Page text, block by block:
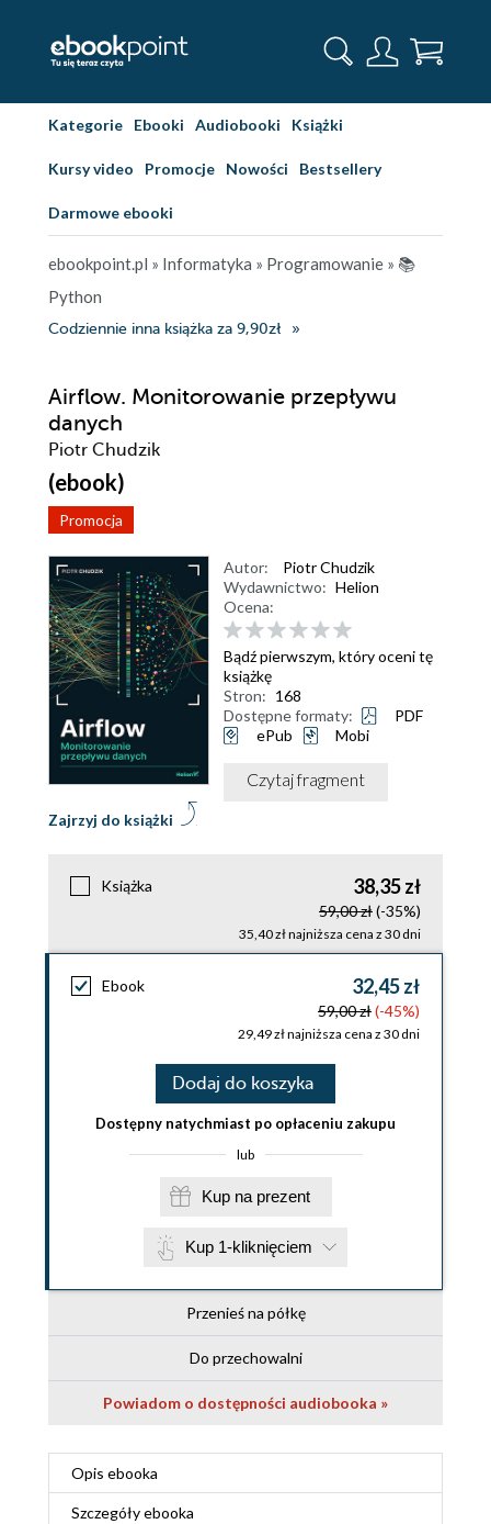
Kategorie Ebooki Audiobooki Książki
Kursy video Promocje Nowości Bestsellery
Darmowe ebooki
ebookpoint.pl » Informatyka » Programowanie » 📚
Python
Codziennie inna książka za 9,90zł
Airflow. Monitorowanie przepływu
danych
Piotr Chudzik
(ebook)
Promocja
Zajrzyj do książki
Autor:
Piotr Chudzik
Wydawnictwo: Helion
Ocena:
Bądź pierwszym, który oceni tę
książkę
Stron: 168
Dostępne formaty:
PDF
ePub
Mobi
Czytaj fragment
Książka 38,35 zł
59,00 zł(-35%)
35,40 zł najniższa cena z 30 dni
Ebook 32,45 zł
59,00 zł(-45%)
29,49 zł najniższa cena z 30 dni
Dodaj do koszyka
Dostępny natychmiast po opłaceniu zakupu
lub
Kup na prezent
Kup 1-kliknięciem
Przenieś na półkę
Do przechowalni
Powiadom o dostępności audiobooka »
Opis ebooka
Szczegółyebooka